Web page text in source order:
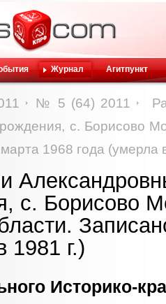
Журнал Агитпункт
№ 5 (64) 2011
с. Борисово
1968 года (умерла
с. Борисово
1981 г.)
Историко-